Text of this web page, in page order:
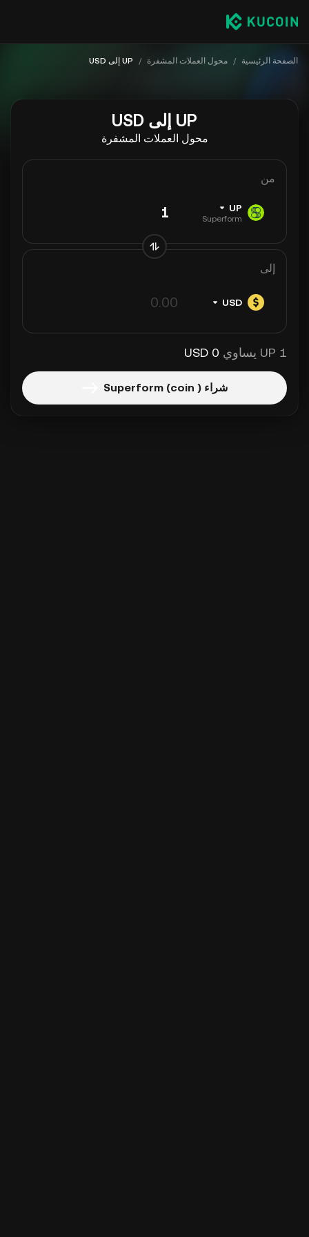
الصفحة الرئيسية / محول العملات المشفرة / UP إلى USD
UP إلى USD
محول العملات المشفرة
من
UP
Superform
إلى
USD
1 UP يساوي 0 USD
شراء Superform (coin )